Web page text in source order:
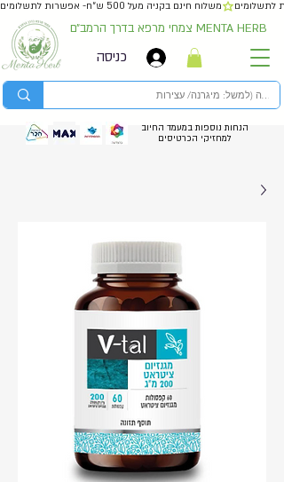
משלוח חינם בקניה מעל 500 ש״ח- אפשרות לתשלומים
צמחי מרפא בדרך הרמב״ם MENTA HERB
כניסה
הנחות נוספות במעמד החיוב
למחזיקי הכרטיסים